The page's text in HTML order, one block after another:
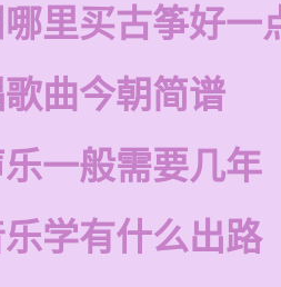
里买古筝好一
曲今朝简谱
一般需要几年
学有什么出路